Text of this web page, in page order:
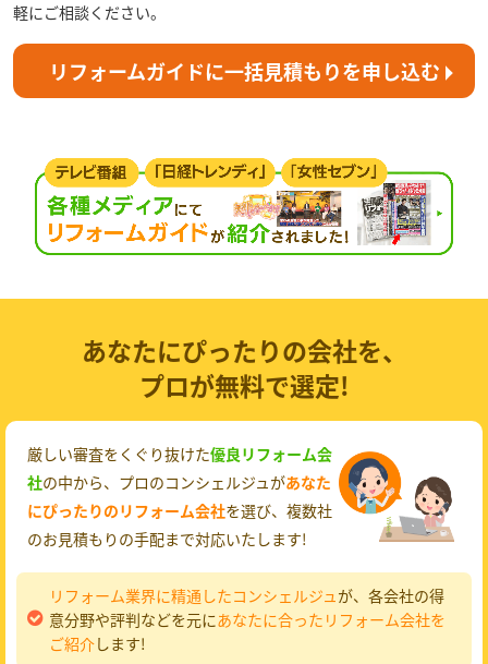
軽にご相談ください。
リフォームガイドに一括見積もりを申し込む
あなたにぴったりの会社を、
プロが無料で選定!
厳しい審査をくぐり抜けた優良リフォーム会
社の中から、プロのコンシェルジュがあなた
にぴったりのリフォーム会社を選び、複数社
のお見積もりの手配まで対応いたします!
リフォーム業界に精通したコンシェルジュが、各会社の得
意分野や評判などを元にあなたに合ったリフォーム会社を
ご紹介します!